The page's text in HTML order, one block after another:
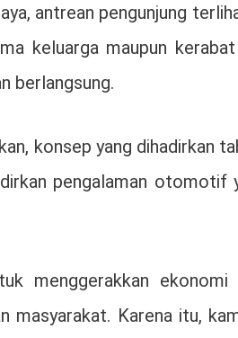
antrean pengunjung
keluarga maupun
berlangsung.
konsep yang dihadirkan
pengalaman otomotif
menggerakkan ekonomi
Karena itu,